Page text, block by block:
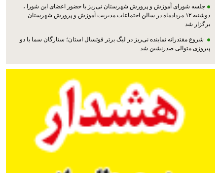
جلسه شورای آموزش و پرورش شهرستان نی‌ریز با حضور اعضای این شورا ،
دوشنبه ۱۲ مردادماه در سالن اجتماعات مدیریت آموزش و پرورش شهرستان
برگزار شد
شروع مقتدرانه نماینده نی‌ریز در لیگ برتر فوتسال استان؛ ستارگان سما با دو
پیروزی متوالی صدرنشین شد